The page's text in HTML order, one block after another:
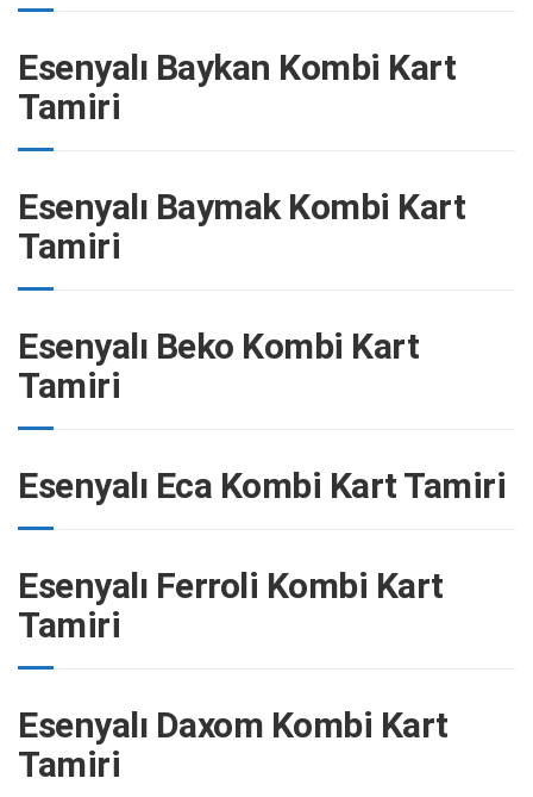
Esenyalı Baykan Kombi Kart
Tamiri
Esenyalı Baymak Kombi Kart
Tamiri
Esenyalı Beko Kombi Kart
Tamiri
Esenyalı Eca Kombi Kart Tamiri
Esenyalı Ferroli Kombi Kart
Tamiri
Esenyalı Daxom Kombi Kart
Tamiri